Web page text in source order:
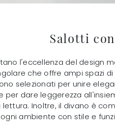
Salotti
l'eccellenza del design
che offre ampi spazi
selezionati per unire
per dare leggerezza
Inoltre, il divano è
ambiente con stile e